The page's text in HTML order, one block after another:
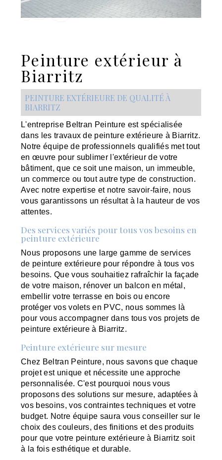
Peinture extérieur à
Biarritz
PEINTURE EXTÉRIEURE DE QUALITÉ À
BIARRITZ
L'entreprise Beltran Peinture est spécialisée
dans les travaux de peinture extérieure à Biarritz.
Notre équipe de professionnels qualifiés met tout
en œuvre pour sublimer l'extérieur de votre
bâtiment, que ce soit une maison, un immeuble,
un commerce ou tout autre type de construction.
Avec notre expertise et notre savoir-faire, nous
vous garantissons un résultat à la hauteur de vos
attentes.
Des services variés pour tous vos besoins en
peinture extérieure
Nous proposons une large gamme de services
de peinture extérieure pour répondre à tous vos
besoins. Que vous souhaitiez rafraîchir la façade
de votre maison, rénover un balcon en métal,
embellir votre terrasse en bois ou encore
protéger vos volets en PVC, nous sommes là
pour vous accompagner dans tous vos projets de
peinture extérieure à Biarritz.
Peinture extérieure sur mesure
Chez Beltran Peinture, nous savons que chaque
projet est unique et nécessite une approche
personnalisée. C'est pourquoi nous vous
proposons des solutions sur mesure, adaptées à
vos besoins, vos contraintes techniques et votre
budget. Notre équipe saura vous conseiller sur le
choix des couleurs, des finitions et des produits
pour que votre peinture extérieure à Biarritz soit
à la fois esthétique et durable.